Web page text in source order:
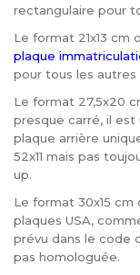
rectangulaire pour
Le format 21x13 cm
plaque
pour tous les
Le format 27,5x20
presque carré, il est
plaque arrière
52x11 mais pas
up.
Le format 30x15
plaques USA,
prévu dans le code
pas homologuée.